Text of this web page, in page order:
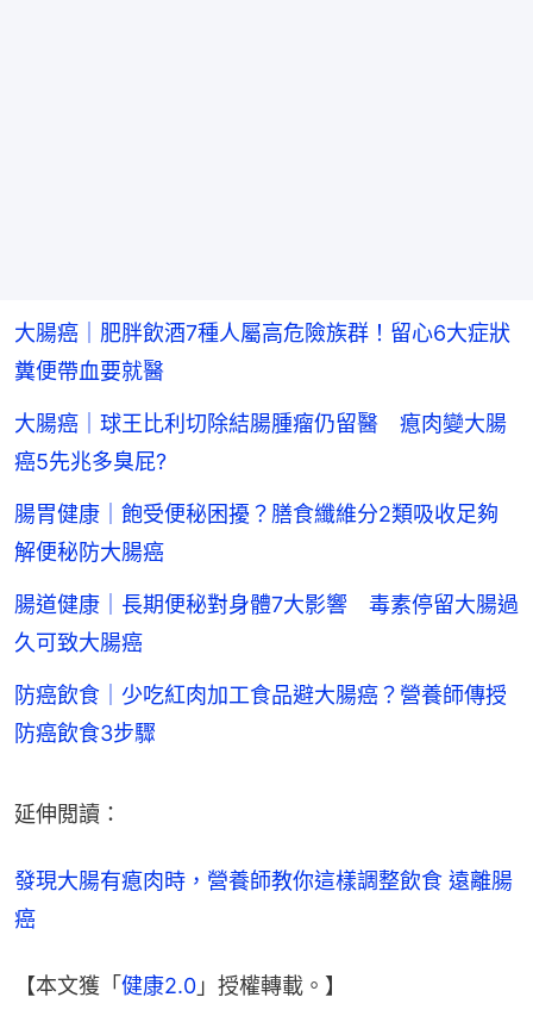
大腸癌｜肥胖飲酒7種人屬高危險族群！留心6大症狀
糞便帶血要就醫
大腸癌｜球王比利切除結腸腫瘤仍留醫 瘜肉變大腸
癌5先兆多臭屁?
腸胃健康｜飽受便秘困擾？膳食纖維分2類吸收足夠
解便秘防大腸癌
腸道健康｜長期便秘對身體7大影響 毒素停留大腸過
久可致大腸癌
防癌飲食｜少吃紅肉加工食品避大腸癌？營養師傳授
防癌飲食3步驟
延伸閲讀：
發現大腸有瘜肉時，營養師教你這樣調整飲食 遠離腸
癌
【本文獲「 健康2.0 」授權轉載。】